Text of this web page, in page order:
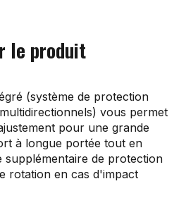
le produit
(système de protection
vous permet
pour une grande
à longue portée tout en
de protection
rotation en cas d'impact